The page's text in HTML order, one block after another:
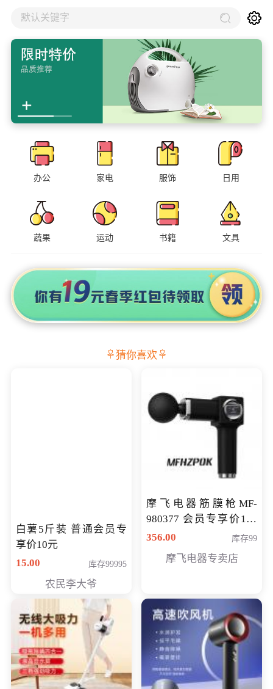
默认关键字
办公 家电 服饰 日用
蔬果 运动 书籍 文具
猜你喜欢
白薯5斤装 普通会员专
享价10元
15.00
库存99995
农民李大爷
摩飞电器筋膜枪MF-
980377 会员专享价199
元
356.00 库存99
摩飞电器专卖店